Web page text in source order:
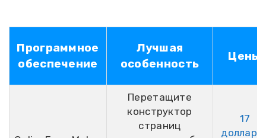
Программное
обеспечение
Лучшая
особенность
Цены
Перетащите
конструктор
страниц
17